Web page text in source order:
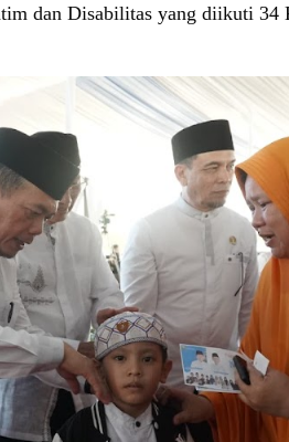
dan Disabilitas yang diikuti 34